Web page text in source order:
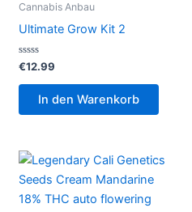
Cannabis Anbau
Ultimate Grow Kit 2
Bewertet
mit
0
€12.99
In den Warenkorb